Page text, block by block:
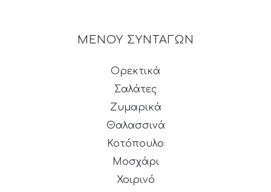
ΜΕΝΟΥ ΣΥΝΤΑΓΩΝ
Ορεκτικά
Σαλάτες
Ζυμαρικά
Θαλασσινά
Κοτόπουλο
Μοσχάρι
Χοιρινό